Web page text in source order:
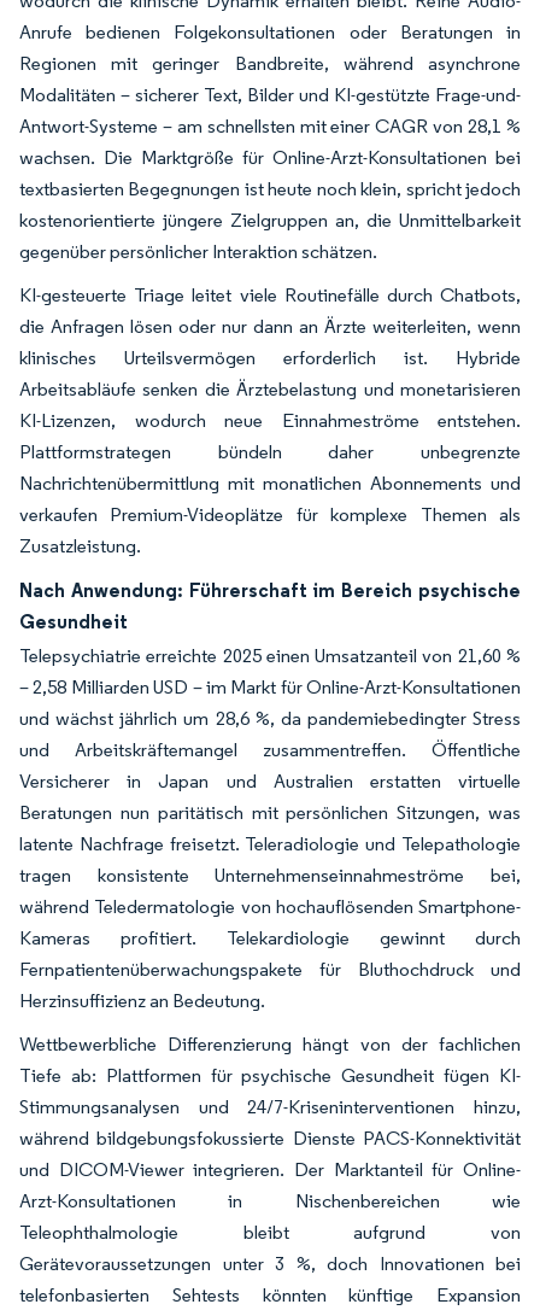
Anrufe bedienen Folgekonsultationen oder Beratungen in
Regionen mit geringer Bandbreite, während asynchrone
Modalitäten – sicherer Text, Bilder und KI-gestützte Frage-und-
Antwort-Systeme – am schnellsten mit einer CAGR von 28,1 %
wachsen. Die Marktgröße für Online-Arzt-Konsultationen bei
textbasierten Begegnungen ist heute noch klein, spricht jedoch
kostenorientierte jüngere Zielgruppen an, die Unmittelbarkeit
gegenüber persönlicher Interaktion schätzen.
KI-gesteuerte Triage leitet viele Routinefälle durch Chatbots,
die Anfragen lösen oder nur dann an Ärzte weiterleiten, wenn
klinisches Urteilsvermögen erforderlich ist. Hybride
Arbeitsabläufe senken die Ärztebelastung und monetarisieren
KI-Lizenzen, wodurch neue Einnahmeströme entstehen.
Plattformstrategen bündeln daher unbegrenzte
Nachrichtenübermittlung mit monatlichen Abonnements und
verkaufen Premium-Videoplätze für komplexe Themen als
Zusatzleistung.
Nach Anwendung: Führerschaft im Bereich psychische
Gesundheit
Telepsychiatrie erreichte 2025 einen Umsatzanteil von 21,60 %
– 2,58 Milliarden USD – im Markt für Online-Arzt-Konsultationen
und wächst jährlich um 28,6 %, da pandemiebedingter Stress
und Arbeitskräftemangel zusammentreffen. Öffentliche
Versicherer in Japan und Australien erstatten virtuelle
Beratungen nun paritätisch mit persönlichen Sitzungen, was
latente Nachfrage freisetzt. Teleradiologie und Telepathologie
tragen konsistente Unternehmenseinnahmeströme bei,
während Teledermatologie von hochauflösenden Smartphone-
Kameras profitiert. Telekardiologie gewinnt durch
Fernpatientenüberwachungspakete für Bluthochdruck und
Herzinsuffizienz an Bedeutung.
Wettbewerbliche Differenzierung hängt von der fachlichen
Tiefe ab: Plattformen für psychische Gesundheit fügen KI-
Stimmungsanalysen und 24/7-Kriseninterventionen hinzu,
während bildgebungsfokussierte Dienste PACS-Konnektivität
und DICOM-Viewer integrieren. Der Marktanteil für Online-
Arzt-Konsultationen in Nischenbereichen wie
Teleophthalmologie bleibt aufgrund von
Gerätevoraussetzungen unter 3 %, doch Innovationen bei
telefonbasierten Sehtests könnten künftige Expansion